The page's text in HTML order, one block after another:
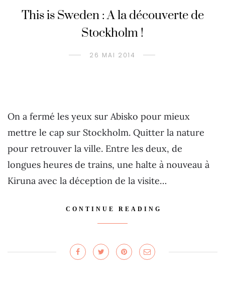
This is Sweden : A la découverte de
Stockholm !
26 MAI 2014
On a fermé les yeux sur Abisko pour mieux
mettre le cap sur Stockholm. Quitter la nature
pour retrouver la ville. Entre les deux, de
longues heures de trains, une halte à nouveau à
Kiruna avec la déception de la visite…
CONTINUE READING